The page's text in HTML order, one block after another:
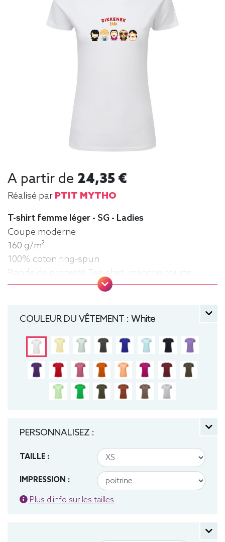
A partir de 24,35 €
Réalisé par PTIT MYTHO
T-shirt femme léger - SG - Ladies
Coupe moderne
160 g/m²
100% coton ring-spun
Bande de propreté Tee-shirt, manche courte,
Léger, Femme, Col rond
COULEUR DU VÊTEMENT : White
PERSONNALISEZ :
TAILLE :
IMPRESSION :
Plus d'info sur les tailles